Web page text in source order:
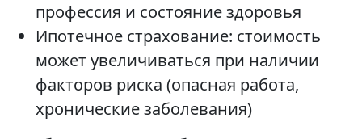
профессия и состояние здоровья
Ипотечное страхование: стоимость
может увеличиваться при наличии
факторов риска (опасная работа,
хронические заболевания)